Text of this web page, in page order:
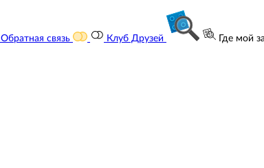
Обратная связь Клуб Друзей Где мой